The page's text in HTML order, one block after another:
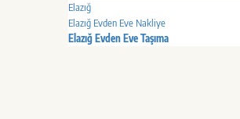
Elazığ
Elazığ Evden Eve Nakliye
Elazığ Evden Eve Taşıma